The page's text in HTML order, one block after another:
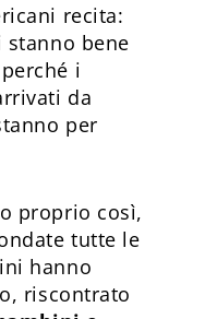
recita:
stanno bene
i
da
per
proprio così,
tutte le
hanno
riscontrato